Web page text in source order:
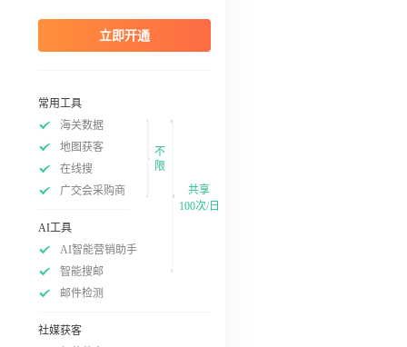
立即开通
常用工具
海关数据
地图获客
在线搜
广交会采购商
不
限
AI工具
AI智能营销助手
智能搜邮
邮件检测
社媒获客
共享
100次/日